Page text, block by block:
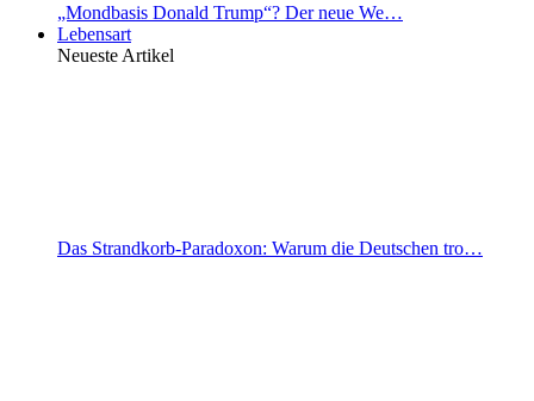
„Mondbasis Donald Trump“? Der neue We…
Lebensart
Neueste Artikel
Das Strandkorb-Paradoxon: Warum die Deutschen tro…